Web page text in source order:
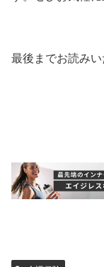
最後までお読み